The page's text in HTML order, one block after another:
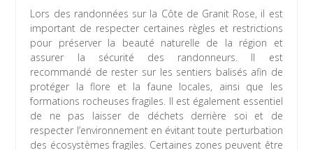
Lors des randonnées sur la Côte de Granit Rose, il est
important de respecter certaines règles et restrictions
pour préserver la beauté naturelle de la région et
assurer la sécurité des randonneurs. Il est
recommandé de rester sur les sentiers balisés afin de
protéger la flore et la faune locales, ainsi que les
formations rocheuses fragiles. Il est également essentiel
de ne pas laisser de déchets derrière soi et de
respecter l’environnement en évitant toute perturbation
des écosystèmes fragiles. Certaines zones peuvent être